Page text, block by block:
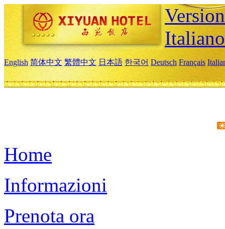
Italiano
English 简体中文 繁體中文 日本語 한국어 Deutsch Français
Home
Informazioni
Prenota ora